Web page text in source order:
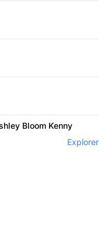
Bloom Kenny
Explorer